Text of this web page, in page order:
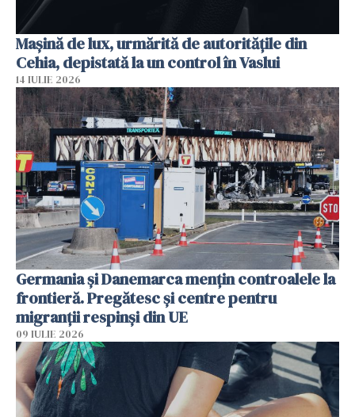
Mașină de lux, urmărită de autoritățile din
Cehia, depistată la un control în Vaslui
14 IULIE 2026
Germania și Danemarca mențin controalele la
frontieră. Pregătesc și centre pentru
migranții respinși din UE
09 IULIE 2026